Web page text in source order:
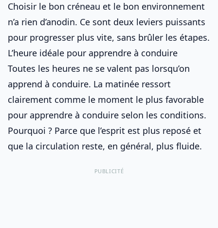
Choisir le bon créneau et le bon environnement
n’a rien d’anodin. Ce sont deux leviers puissants
pour progresser plus vite, sans brûler les étapes.
L’heure idéale pour apprendre à conduire
Toutes les heures ne se valent pas lorsqu’on
apprend à conduire. La matinée ressort
clairement comme le moment le plus favorable
pour apprendre à conduire selon les conditions.
Pourquoi ? Parce que l’esprit est plus reposé et
que la circulation reste, en général, plus fluide.
PUBLICITÉ